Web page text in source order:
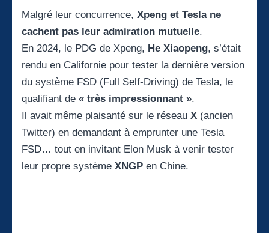
Malgré leur concurrence, Xpeng et Tesla ne
cachent pas leur admiration mutuelle.
En 2024, le PDG de Xpeng, He Xiaopeng, s’était
rendu en Californie pour tester la dernière version
du système FSD (Full Self-Driving) de Tesla, le
qualifiant de « très impressionnant ».
Il avait même plaisanté sur le réseau X (ancien
Twitter) en demandant à emprunter une Tesla
FSD… tout en invitant Elon Musk à venir tester
leur propre système XNGP en Chine.